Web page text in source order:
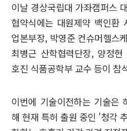
이날 경상국립대 가좌캠퍼스
협약식에는 대원제약 백인환
업본부장, 박영준 컨슈머헬스
최병근 산학협력단장, 양정
호진 식품공학부 교수 등이 참
이번에 기술이전하는 기술은
해 현재 특허 출원 중인 '청각